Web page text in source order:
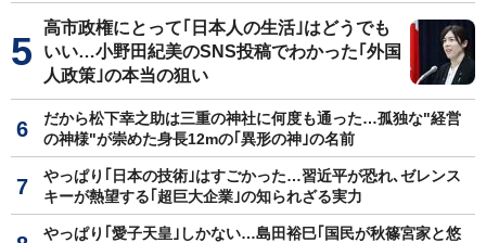
高市政権にとって｢日本人の生活｣はどうでも
いい…小野田紀美のSNS投稿でわかった｢外国
人政策｣の本当の狙い
だから松下幸之助は三重の神社に何度も通った…孤独な"経営
の神様"が崇めた身長12mの｢異形の神｣の名前
やっぱり｢日本の技術｣はすごかった…習近平が恐れ､ゼレンス
キーが熱望する｢超巨大企業｣の知られざる実力
やっぱり｢愛子天皇｣しかない…島田裕巳｢国民が秋篠宮家と悠